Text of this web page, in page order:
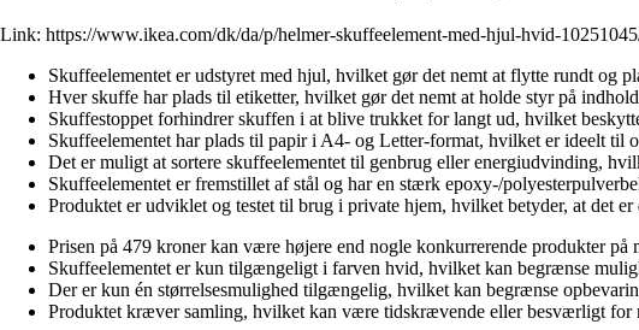
Link: https://www.ikea.com/dk/da/p/helmer-skuffeelement-med-hjul-hvid-
Skuffeelementet er udstyret med hjul, hvilket gør det nemt at flytte rundt og
Hver skuffe har plads til etiketter, hvilket gør det nemt at holde styr på
Skuffestoppet forhindrer skuffen i at blive trukket for langt ud, hvilket
Skuffeelementet har plads til papir i A4- og Letter-format, hvilket er ideelt til
Det er muligt at sortere skuffeelementet til genbrug eller energiudvinding,
Skuffeelementet er fremstillet af stål og har en stærk epoxy-/
Produktet er udviklet og testet til brug i private hjem, hvilket betyder, at det
Prisen på 479 kroner kan være højere end nogle konkurrerende produkter på
Skuffeelementet er kun tilgængeligt i farven hvid, hvilket kan begrænse
Der er kun én størrelsesmulighed tilgængelig, hvilket kan begrænse
Produktet kræver samling, hvilket kan være tidskrævende eller besværligt for